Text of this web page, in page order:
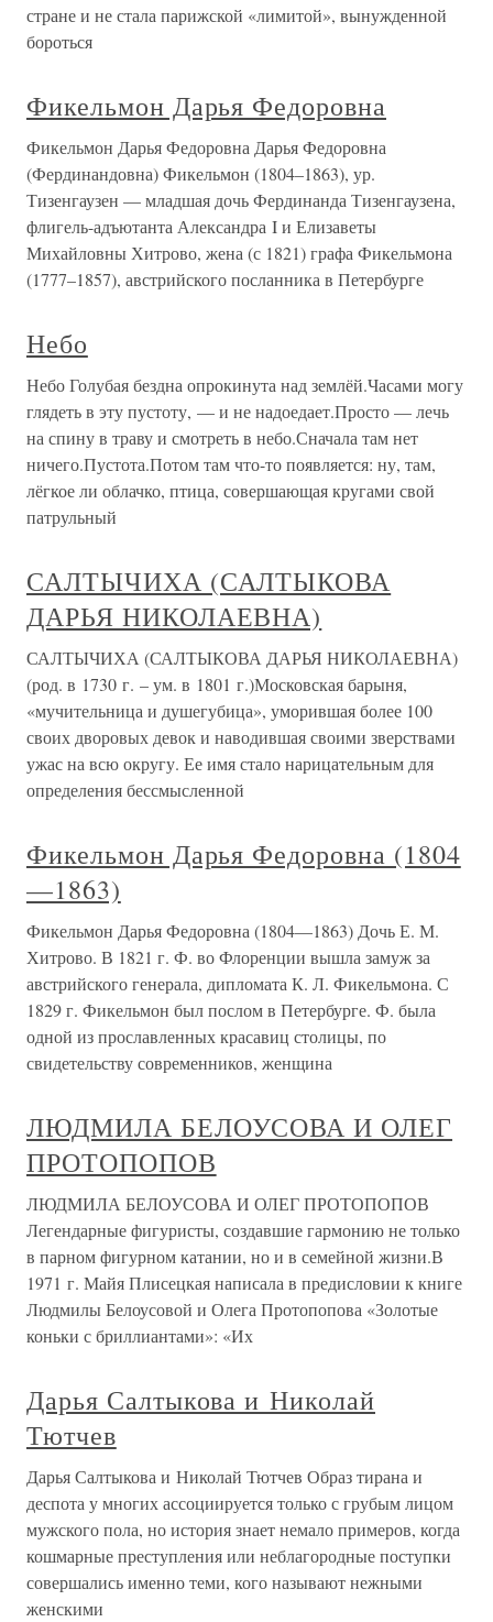
стране и не стала парижской «лимитой», вынужденной
бороться
Фикельмон Дарья Федоровна
Фикельмон Дарья Федоровна Дарья Федоровна
(Фердинандовна) Фикельмон (1804–1863), ур.
Тизенгаузен — младшая дочь Фердинанда Тизенгаузена,
флигель-адъютанта Александра I и Елизаветы
Михайловны Хитрово, жена (с 1821) графа Фикельмона
(1777–1857), австрийского посланника в Петербурге
Небо
Небо Голубая бездна опрокинута над землёй.Часами могу
глядеть в эту пустоту, — и не надоедает.Просто — лечь
на спину в траву и смотреть в небо.Сначала там нет
ничего.Пустота.Потом там что-то появляется: ну, там,
лёгкое ли облачко, птица, совершающая кругами свой
патрульный
САЛТЫЧИХА (САЛТЫКОВА
ДАРЬЯ НИКОЛАЕВНА)
САЛТЫЧИХА (САЛТЫКОВА ДАРЬЯ НИКОЛАЕВНА)
(род. в 1730 г. – ум. в 1801 г.)Московская барыня,
«мучительница и душегубица», уморившая более 100
своих дворовых девок и наводившая своими зверствами
ужас на всю округу. Ее имя стало нарицательным для
определения бессмысленной
Фикельмон Дарья Федоровна (1804
—1863)
Фикельмон Дарья Федоровна (1804—1863) Дочь Е. М.
Хитрово. В 1821 г. Ф. во Флоренции вышла замуж за
австрийского генерала, дипломата К. Л. Фикельмона. С
1829 г. Фикельмон был послом в Петербурге. Ф. была
одной из прославленных красавиц столицы, по
свидетельству современников, женщина
ЛЮДМИЛА БЕЛОУСОВА И ОЛЕГ
ПРОТОПОПОВ
ЛЮДМИЛА БЕЛОУСОВА И ОЛЕГ ПРОТОПОПОВ
Легендарные фигуристы, создавшие гармонию не только
в парном фигурном катании, но и в семейной жизни.В
1971 г. Майя Плисецкая написала в предисловии к книге
Людмилы Белоусовой и Олега Протопопова «Золотые
коньки с бриллиантами»: «Их
Дарья Салтыкова и Николай
Тютчев
Дарья Салтыкова и Николай Тютчев Образ тирана и
деспота у многих ассоциируется только с грубым лицом
мужского пола, но история знает немало примеров, когда
кошмарные преступления или неблагородные поступки
совершались именно теми, кого называют нежными
женскими